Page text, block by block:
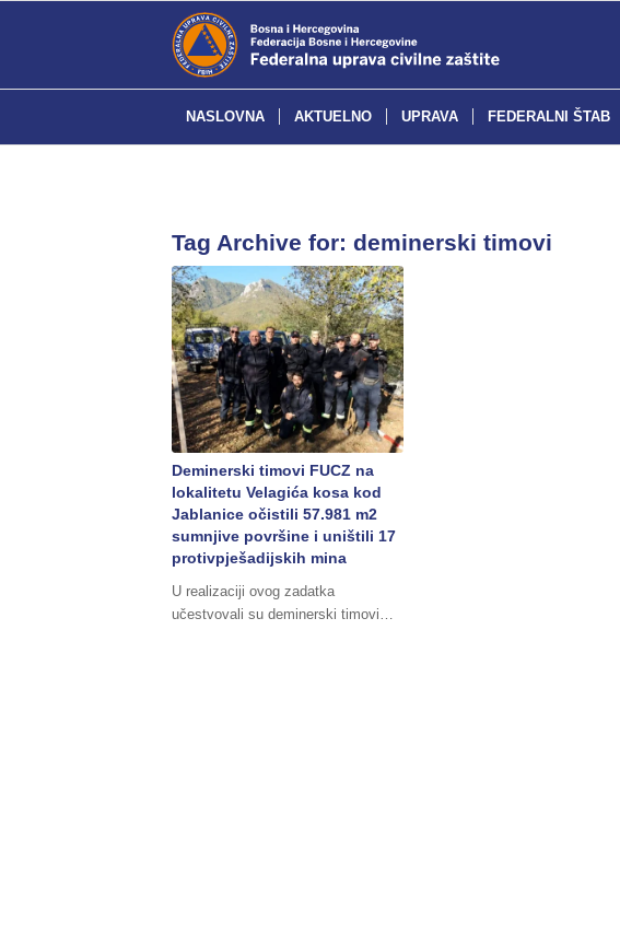
NASLOVNA AKTUELNO UPRAVA FEDERALNI ŠTAB
Tag Archive for: deminerski timovi
Deminerski timovi FUCZ na
lokalitetu Velagića kosa kod
Jablanice očistili 57.981 m2
sumnjive površine i uništili 17
protivpješadijskih mina
U realizaciji ovog zadatka
učestvovali su deminerski timovi…